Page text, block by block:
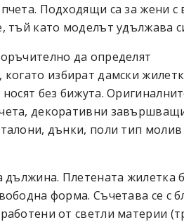
Подходящи са за жени с
тъй като моделът удължава
да определят
избират дамски
без бижута.
декоративни
дънки, поли тип
дължина. Плетената жилетка
форма. Съчетава се с
от светли материи